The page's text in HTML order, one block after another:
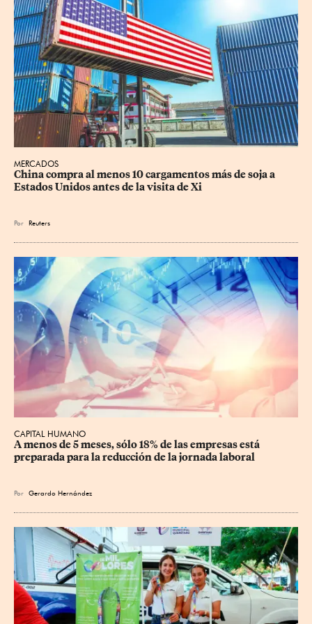
MERCADOS
China compra al menos 10 cargamentos más de soja a
Estados Unidos antes de la visita de Xi
Por Reuters
CAPITAL HUMANO
A menos de 5 meses, sólo 18% de las empresas está
preparada para la reducción de la jornada laboral
Por Gerardo Hernández